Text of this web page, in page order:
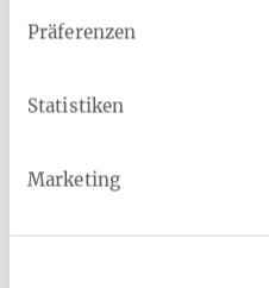
Präferenzen
Statistiken
Marketing
Was
die Regelversorgung